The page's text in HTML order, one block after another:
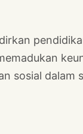
sosial dalam